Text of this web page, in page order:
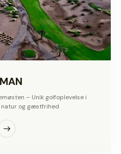
– Unik golfoplevelse i
og gæstfrihed